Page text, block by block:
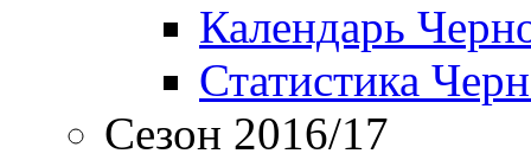
Календарь
Статистика
Сезон 2016/17